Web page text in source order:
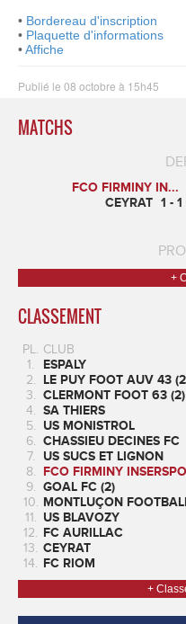
• Bordereau d'inscription
• Plaquette d'informations
•Affiche
Publié le 08 octobre à 15h45
MATCHS
FCO FIRMINY IN...
CEYRAT 1 - 1
+
CLASSEMENT
PL. CLUB
1.
ESPALY
2. LE PUY FOOT AUV 43
3. CLERMONT FOOT 63 (2)
4. SA THIERS
5. US MONISTROL
6. CHASSIEU DECINES FC
7.
US SUCS ET LIGNON
8. FCO FIRMINY
9. GOAL FC (2)
10. MONTLUÇON
11. US BLAVOZY
12. FC AURILLAC
13. CEYRAT
14. FC RIOM
+